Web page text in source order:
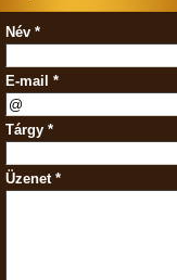
Név *
E-mail *
Tárgy *
Üzenet *